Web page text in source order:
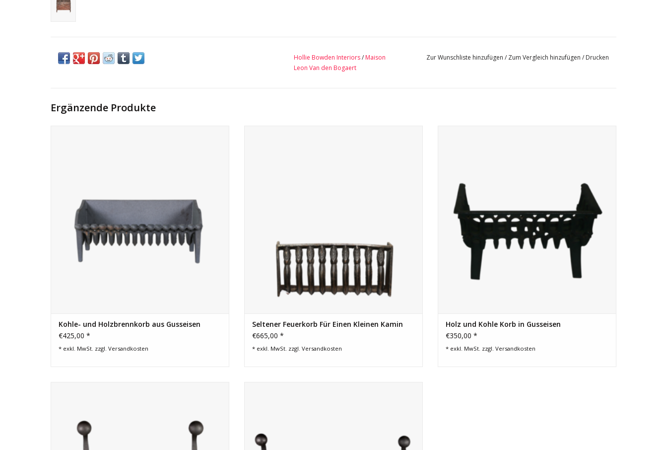
Hollie Bowden Interiors/ Maison
Leon Van den Bogaert
Zur Wunschliste hinzufügen / Zum Vergleich hinzufügen / Drucken
Ergänzende Produkte
Kohle- und Holzbrennkorb aus Gusseisen
€425,00 *
* exkl. MwSt. zzgl. Versandkosten
Seltener Feuerkorb Für Einen Kleinen Kamin
€665,00 *
* exkl. MwSt. zzgl. Versandkosten
Holz und Kohle Korb in Gusseisen
€350,00 *
* exkl. MwSt. zzgl. Versandkosten